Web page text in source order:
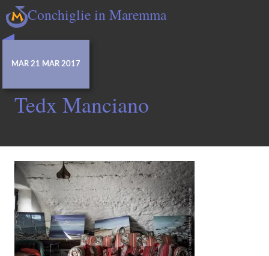
Conchiglie in Maremma
MAR 21 MAR 2017
Tedx Manciano